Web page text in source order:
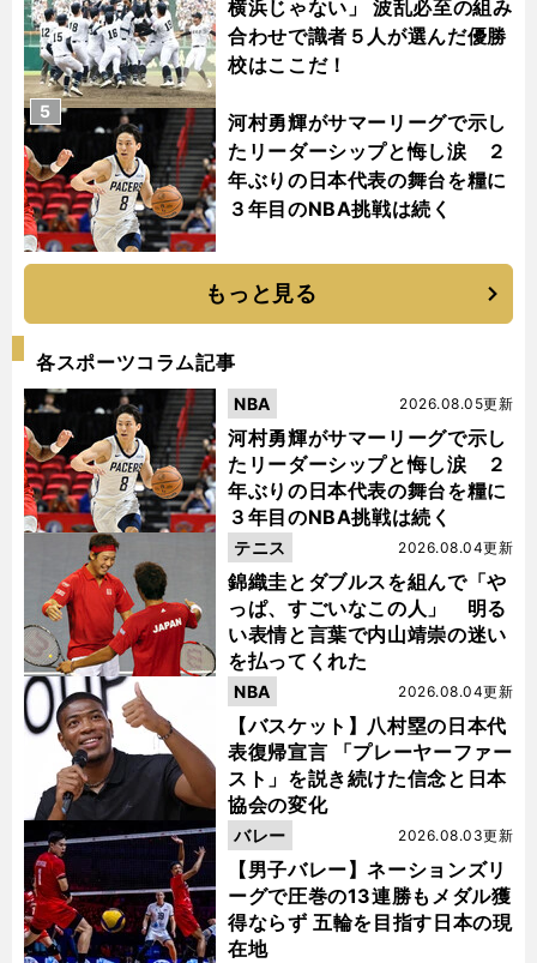
横浜じゃない」 波乱必至の組み
合わせで識者５人が選んだ優勝
校はここだ！
河村勇輝がサマーリーグで示し
たリーダーシップと悔し涙 ２
年ぶりの日本代表の舞台を糧に
３年目のNBA挑戦は続く
5
もっと見る
各スポーツコラム記事
河村勇輝がサマーリーグで示し
たリーダーシップと悔し涙 ２
年ぶりの日本代表の舞台を糧に
３年目のNBA挑戦は続く
2026.08.05更新
NBA
錦織圭とダブルスを組んで「や
っぱ、すごいなこの人」 明る
い表情と言葉で内山靖崇の迷い
を払ってくれた
2026.08.04更新
テニス
【バスケット】八村塁の日本代
表復帰宣言 「プレーヤーファー
スト」を説き続けた信念と日本
協会の変化
2026.08.04更新
NBA
【男子バレー】ネーションズリ
ーグで圧巻の13連勝もメダル獲
得ならず 五輪を目指す日本の現
在地
2026.08.03更新
バレー